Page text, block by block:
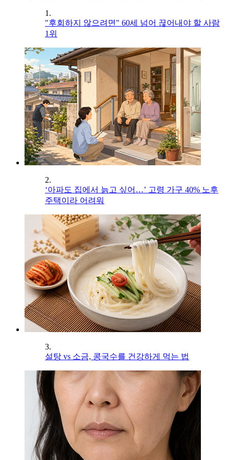
1.
"후회하지 않으려면" 60세 넘어 끊어내야 할 사람
1위
2.
‘아파도 집에서 늙고 싶어…’ 고령 가구 40% 노후
주택이라 어려워
3.
설탕 vs 소금, 콩국수를 건강하게 먹는 법